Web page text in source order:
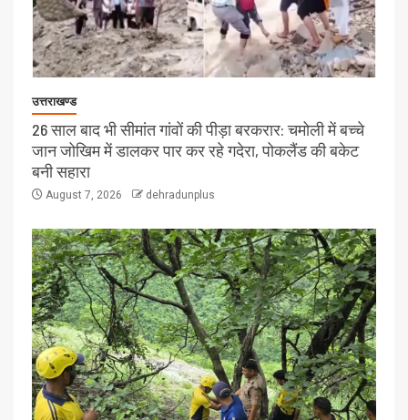
उत्तराखण्ड
26 साल बाद भी सीमांत गांवों की पीड़ा बरकरार: चमोली में बच्चे
जान जोखिम में डालकर पार कर रहे गदेरा, पोकलैंड की बकेट
बनी सहारा
August 7, 2026 dehradunplus